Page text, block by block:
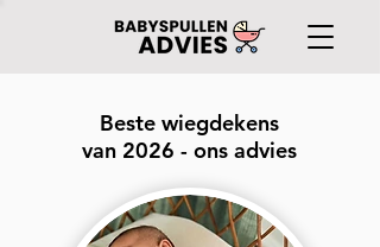
Beste wiegdekens
van 2026 - ons advies